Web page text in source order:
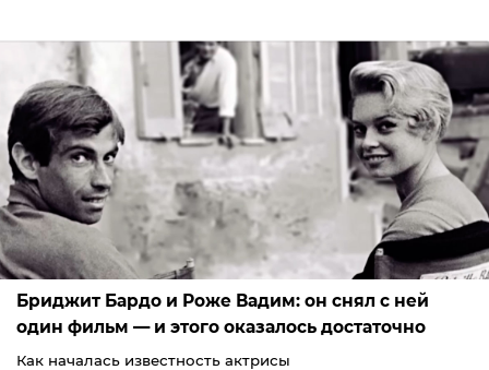
Бриджит Бардо и Роже Вадим: он снял с ней
один фильм — и этого оказалось достаточно
Как началась известность актрисы